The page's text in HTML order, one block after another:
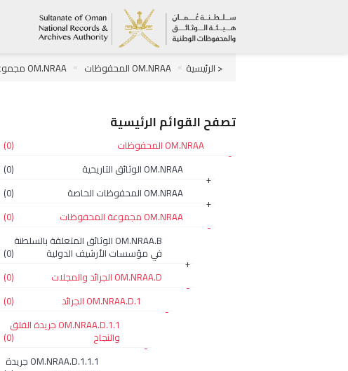
< الرئيسية OM.NRAA المحفوظات OM.NRAA مجموعة المحفوظات
تصفح القوائم الرئيسية
OM.NRAA المحفوظات (0)
-
OM.NRAA الوثائق التاريخية (0)
+
OM.NRAA المحفوظات الخاصة (0)
+
OM.NRAA مجموعة المحفوظات (0)
-
OM.NRAA.B الوثائق المتعلقة بالسلطنة
في مؤسسات الأرشيف الدولية (0)
+
OM.NRAA.D الجرائد والمجلات (0)
-
OM.NRAA.D.1 الجرائد (0)
-
OM.NRAA.D.1.1 جريدة الفلق
والنجاح (0)
-
OM.NRAA.D.1.1.1 جريدة